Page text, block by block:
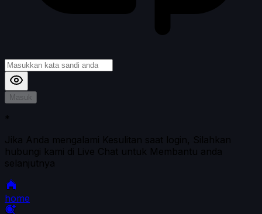
Masuk
*
Jika Anda mengalami Kesulitan saat login, Silahkan
hubungi kami di Live Chat untuk Membantu anda
selanjutnya
home